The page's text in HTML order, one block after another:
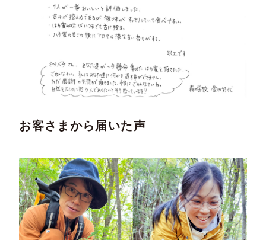
お客さまから届いた声